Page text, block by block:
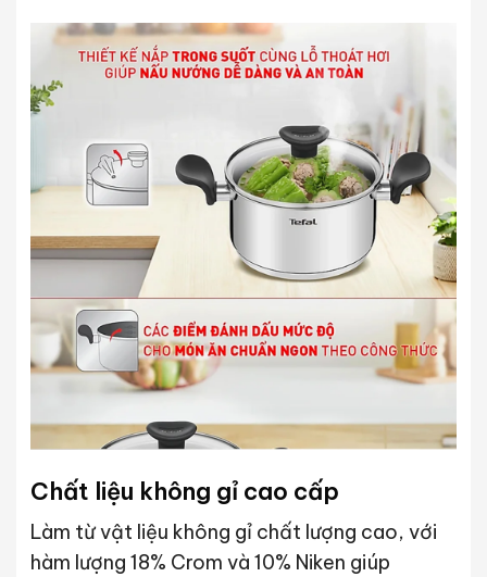
Chất liệu không gỉ cao cấp
Làm từ vật liệu không gỉ chất lượng cao, với
hàm lượng 18% Crom và 10% Niken giúp